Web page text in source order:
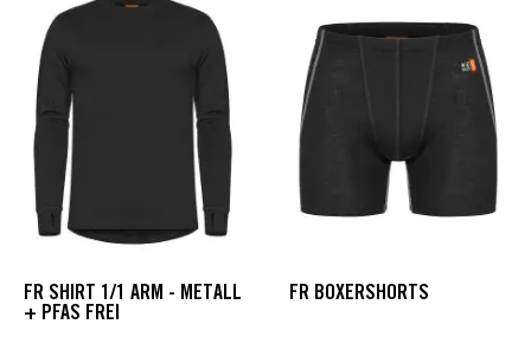
FR SHIRT 1/1 ARM - METALL
+ PFAS FREI
FR BOXERSHORTS